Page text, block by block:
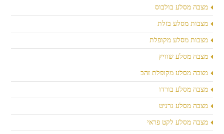
מצבה מסלע בולבוס
מצבות מסלע בזלת
מצבות מסלע מקופלת
מצבה מסלע שוויץ
מצבה מסלע מקופלת זהב
מצבה מסלע בורדו
מצבה מסלע גרניט
מצבה מסלע לקט פראי